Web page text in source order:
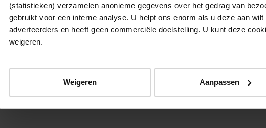
(statistieken) verzamelen anonieme gegevens over het gedrag van
gebruikt voor een interne analyse. U helpt ons enorm als u deze aan
adverteerders en heeft geen commerciële doelstelling. U kunt deze
weigeren.
Weigeren Aanpassen
© 2026 Stichting Forten Nederland Over ons Doneer nu Disclaimer Contact